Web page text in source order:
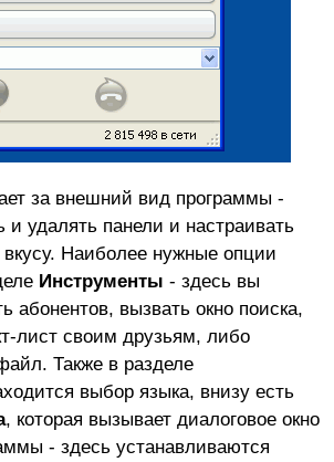
за внешний вид программы -
и удалять панели и настраивать
Наиболее нужные опции
Инструменты - здесь вы
абонентов, вызвать окно поиска,
лист своим друзьям, либо
Также в разделе
выбор языка, внизу есть
, которая вызывает диалоговое окно
- здесь устанавливаются